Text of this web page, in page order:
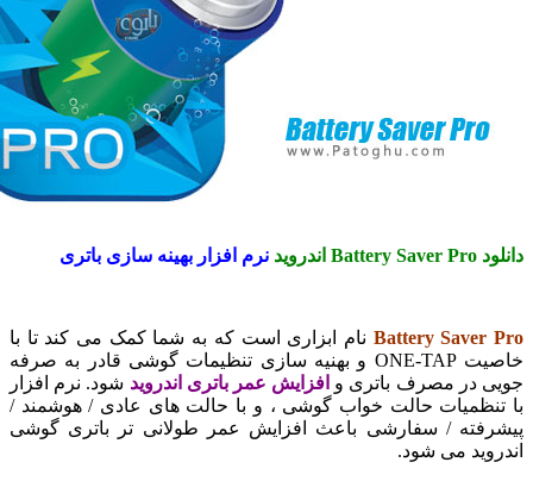
نرم افزار بهینه سازی باتری
Batteryنام ابزاری است که به شما کمک می کند تا با
خاصیت ONE-TAP و بهنیه سازی تنظیمات گوشی قادر به صرفه
در مصرف باتری وافزایش عمر باتری اندرویدشود. نرم افزار
حالت خواب گوشی ، و با حالت های عادی / هوشمند /
/ سفارشی باعث افزایش عمر طولانی تر باتری گوشی
می شود.